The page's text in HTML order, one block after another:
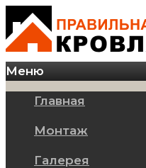
Меню
Главная
Монтаж
Галерея